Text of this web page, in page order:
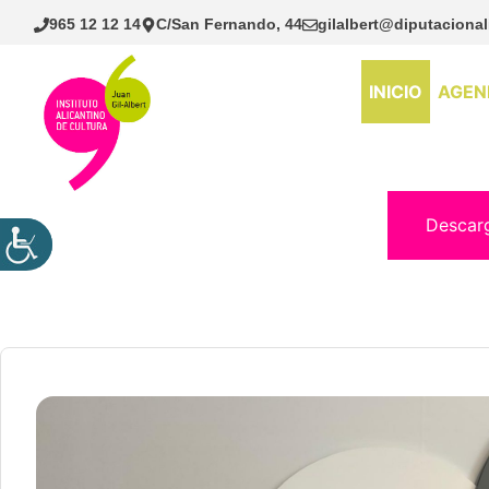
Saltar
965 12 12 14 C/San Fernando, 44
INICIO